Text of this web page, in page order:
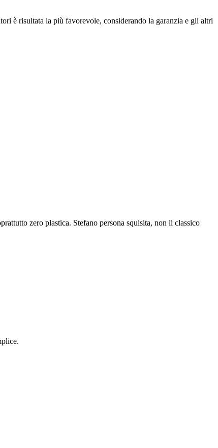
è risultata la più favorevole, considerando la garanzia e gli altri
zero plastica. Stefano persona squisita, non il classico